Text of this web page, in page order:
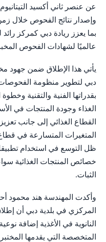
عن عنصر ثاني أكسيد
وإصدار نتائج الفحوص خلال
بما يعزز ريادة دبي كمركز
عالميًا لشهادات الفحوص
يأتي هذا الإطلاق ضمن جهود
دبي لتطوير منظومة الفحوصات
بقدراتها الفنية والتقنية
الغذاء وجودة المنتجات في
القطاع الغذائي إلى جانب
المتغيرات المتسارعة في
ظل التوسع في استخدام
خصائص المنتجات الغذائية
الثبات.
وأكدت المهندسة هند محمود
المركزي في بلدية دبي أن
النانوية في الأغذية إضافة
المتخصصة التي يقدمها